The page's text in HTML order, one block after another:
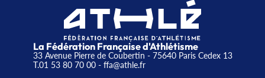
La Fédération Française d'Athlétisme
33 Avenue Pierre de Coubertin - 75640 Paris Cedex 13
T.01 53 80 70 00- ffa@athle.fr